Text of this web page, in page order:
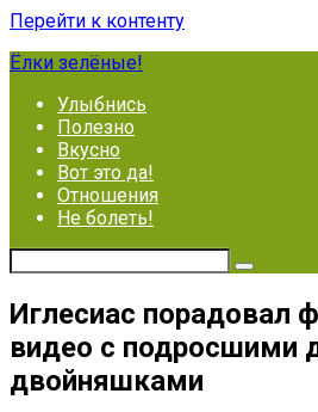
Перейти к контенту
Ёлки зелёные!
Улыбнись
Полезно
Вкусно
Вот это да!
Отношения
Не болеть!
Иглесиас порадовал
видео с подросшими
двойняшками